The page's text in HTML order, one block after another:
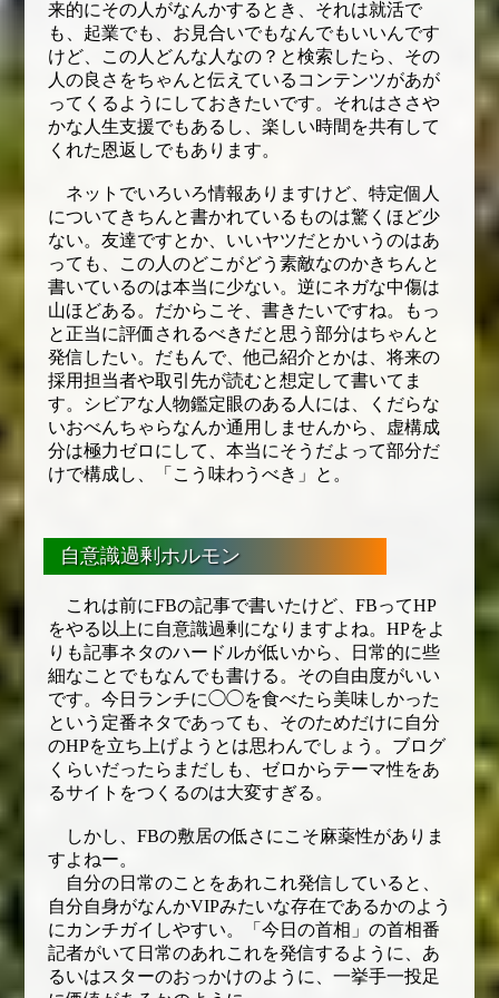
来的にその人がなんかするとき、それは就活で
も、起業でも、お見合いでもなんでもいいんです
けど、この人どんな人なの？と検索したら、その
人の良さをちゃんと伝えているコンテンツがあが
ってくるようにしておきたいです。それはささや
かな人生支援でもあるし、楽しい時間を共有して
くれた恩返しでもあります。
ネットでいろいろ情報ありますけど、特定個人
についてきちんと書かれているものは驚くほど少
ない。友達ですとか、いいヤツだとかいうのはあ
っても、この人のどこがどう素敵なのかきちんと
書いているのは本当に少ない。逆にネガな中傷は
山ほどある。だからこそ、書きたいですね。もっ
と正当に評価されるべきだと思う部分はちゃんと
発信したい。だもんで、他己紹介とかは、将来の
採用担当者や取引先が読むと想定して書いてま
す。シビアな人物鑑定眼のある人には、くだらな
いおべんちゃらなんか通用しませんから、虚構成
分は極力ゼロにして、本当にそうだよって部分だ
けで構成し、「こう味わうべき」と。
自意識過剰ホルモン
これは前にFBの記事で書いたけど、FBってHP
をやる以上に自意識過剰になりますよね。HPをよ
りも記事ネタのハードルが低いから、日常的に些
細なことでもなんでも書ける。その自由度がいい
です。今日ランチに◯◯を食べたら美味しかった
という定番ネタであっても、そのためだけに自分
のHPを立ち上げようとは思わんでしょう。ブログ
くらいだったらまだしも、ゼロからテーマ性をあ
るサイトをつくるのは大変すぎる。
しかし、FBの敷居の低さにこそ麻薬性がありま
すよねー。
自分の日常のことをあれこれ発信していると、
自分自身がなんかVIPみたいな存在であるかのよう
にカンチガイしやすい。「今日の首相」の首相番
記者がいて日常のあれこれを発信するように、あ
るいはスターのおっかけのように、一挙手一投足